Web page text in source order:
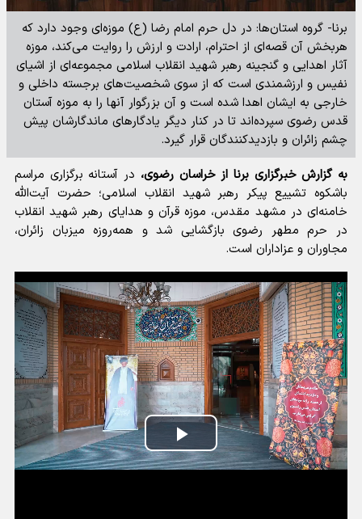
برنا- گروه استان‌ها: در دل حرم امام رضا (ع) موزه‌ای وجود دارد که
هربخش آن قصه‌ای از احترام، ارادت و ارزش را روایت می‌کند، موزه
آثار اهدایی و گنجینه رهبر شهید انقلاب اسلامی مجموعه‌ای از اشیای
نفیس و ارزشمندی است که از سوی شخصیت‌های برجسته داخلی و
خارجی به ایشان اهدا شده است و آن بزرگوار آنها را به موزه آستان
قدس رضوی سپرده‌اند تا در کنار دیگر یادگار‌های ماندگارشان پیش
چشم زائران و بازدیدکنندگان قرار گیرد.
به گزارش خبرگزاری برنا از خراسان رضوی، در آستانه برگزاری مراسم
باشکوه تشییع پیکر رهبر شهید انقلاب اسلامی؛ حضرت آیت‌الله
خامنه‌ای در مشهد مقدس، موزه قرآن و هدایای رهبر شهید انقلاب
در حرم مطهر رضوی بازگشایی شد و همه‌روزه میزبان زائران،
مجاوران و عزاداران است.
Play